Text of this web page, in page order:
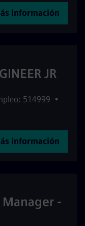
información
JR
514999 •
información
-